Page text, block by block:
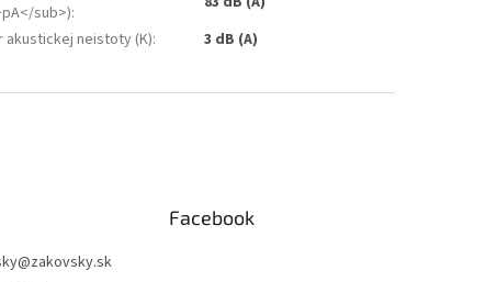
sub>):
akustickej neistoty (K): 3 dB (A)
@zakovsky.sk
Facebook